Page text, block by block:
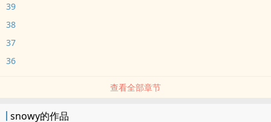
坚韧温柔勇敢受&强势成熟耐心攻
＊
豢养手册第一条：风暴来临的时候大胆向前走，别害怕。
豢养手册第二条：我停下脚步的时候对我伸手，别逃避。
－－－－－－－－－－－－－－－－－－－－－－－－－－－－－－
1.攻受地位严重不平等，娱乐圈内容占比过少，sm请谨慎观看。
39
38
37
36
查看全部章节
snowy的作品